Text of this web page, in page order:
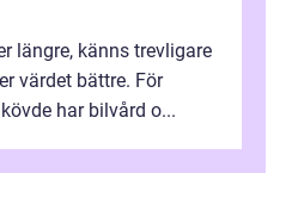
längre, känns trevligare
värdet bättre. För
har bilvård o...